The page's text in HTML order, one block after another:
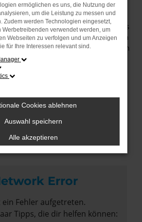
zusätzlichen Services wie
und der Inzahlungnahme Ihres
Besuchen Sie uns und lassen
Experten beraten – wir freuen
Neuwagen zu
Error
ein Fehler aufgetreten.
Tipps, die dir helfen können:
ermöglichen es uns, die Nutzung der
um die Leistung zu messen und
Zudem werden Technologien eingesetzt,
Werbetreibenden verwendet werden, um
Webseiten zu verfolgen und um Anzeigen
für Ihre Interessen relevant sind.
Cookies ablehnen
Auswahl speichern
Alle akzeptieren